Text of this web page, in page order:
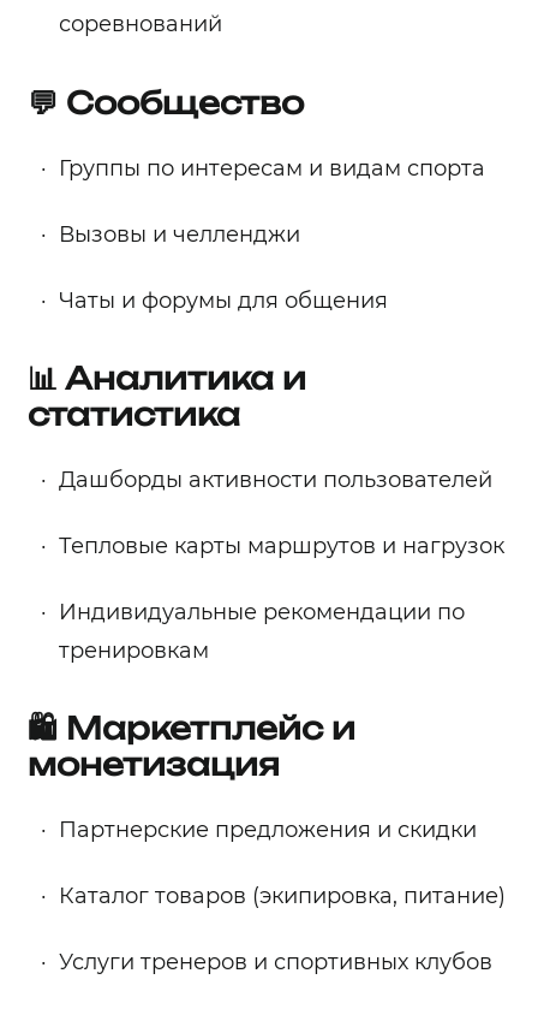
соревнований
💬 Сообщество
Группы по интересам и видам спорта
Вызовы и челленджи
Чаты и форумы для общения
📊 Аналитика и
статистика
Дашборды активности пользователей
Тепловые карты маршрутов и нагрузок
Индивидуальные рекомендации по
тренировкам
🛍️ Маркетплейс и
монетизация
Партнерские предложения и скидки
Каталог товаров (экипировка, питание)
Услуги тренеров и спортивных клубов